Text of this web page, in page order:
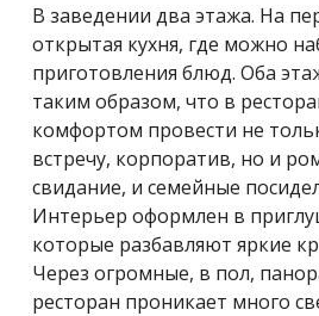
В заведении два этажа. На
открытая кухня, где можно
приготовления блюд. Оба
таким образом, что в
комфортом провести не
встречу, корпоратив, но и
свидание, и семейные
Интерьер оформлен в
которые разбавляют яркие
Через огромные, в пол,
ресторан проникает много